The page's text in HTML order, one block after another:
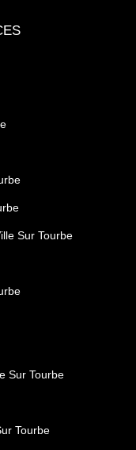
Sur Tourbe
Sur Tourbe
Tourbe